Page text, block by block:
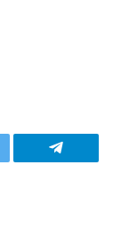
Telegram